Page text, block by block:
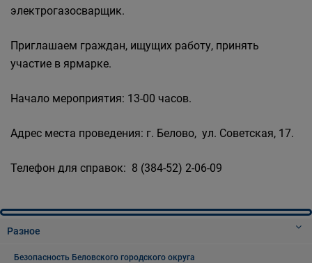
электрогазосварщик.
Приглашаем граждан, ищущих работу, принять
участие в ярмарке.
Начало мероприятия: 13-00 часов.
Адрес места проведения: г. Белово, ул. Советская, 17.
Телефон для справок: 8 (384-52) 2-06-09
Разное
Безопасность Беловского городского округа